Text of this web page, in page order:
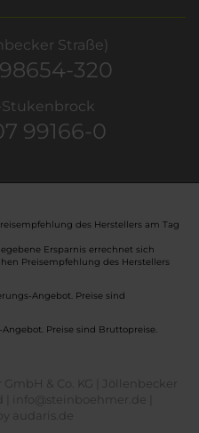
Straße)
320
99166-0
des Herstellers am Tag
Ersparnis errechnet sich
Preisempfehlung des Herstellers
Angebot. Preise sind
Preise sind Bruttopreise.
& Co. KG | Jöllenbecker
| info@steinboehmer.de |
audaris.de